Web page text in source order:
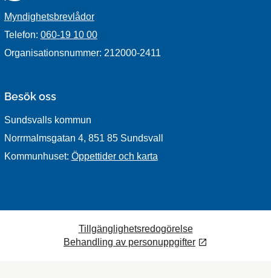
Myndighetsbrevlådor
Telefon: 060-19 10 00
Organisationsnummer: 212000-2411
Besök oss
Sundsvalls kommun
Norrmalmsgatan 4, 851 85 Sundsvall
Kommunhuset: Öppettider och karta
Tillgänglighetsredogörelse
Behandling av personuppgifter